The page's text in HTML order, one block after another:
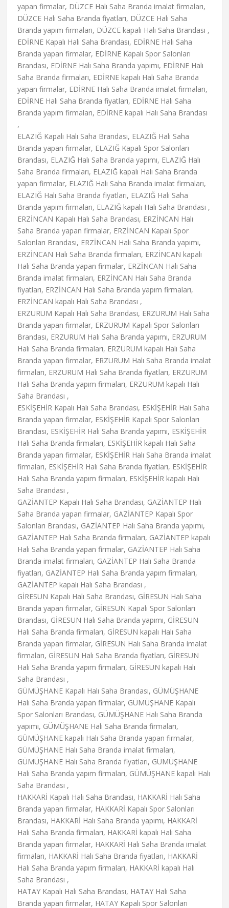
yapan firmalar, DÜZCE Halı Saha Branda imalat firmaları,
DÜZCE Halı Saha Branda fiyatları, DÜZCE Halı Saha
Branda yapım firmaları, DÜZCE kapalı Halı Saha Brandası ,
EDİRNE Kapalı Halı Saha Brandası, EDİRNE Halı Saha
Branda yapan firmalar, EDİRNE Kapalı Spor Salonları
Brandası, EDİRNE Halı Saha Branda yapımı, EDİRNE Halı
Saha Branda firmaları, EDİRNE kapalı Halı Saha Branda
yapan firmalar, EDİRNE Halı Saha Branda imalat firmaları,
EDİRNE Halı Saha Branda fiyatları, EDİRNE Halı Saha
Branda yapım firmaları, EDİRNE kapalı Halı Saha Brandası
,
ELAZIĞ Kapalı Halı Saha Brandası, ELAZIĞ Halı Saha
Branda yapan firmalar, ELAZIĞ Kapalı Spor Salonları
Brandası, ELAZIĞ Halı Saha Branda yapımı, ELAZIĞ Halı
Saha Branda firmaları, ELAZIĞ kapalı Halı Saha Branda
yapan firmalar, ELAZIĞ Halı Saha Branda imalat firmaları,
ELAZIĞ Halı Saha Branda fiyatları, ELAZIĞ Halı Saha
Branda yapım firmaları, ELAZIĞ kapalı Halı Saha Brandası ,
ERZİNCAN Kapalı Halı Saha Brandası, ERZİNCAN Halı
Saha Branda yapan firmalar, ERZİNCAN Kapalı Spor
Salonları Brandası, ERZİNCAN Halı Saha Branda yapımı,
ERZİNCAN Halı Saha Branda firmaları, ERZİNCAN kapalı
Halı Saha Branda yapan firmalar, ERZİNCAN Halı Saha
Branda imalat firmaları, ERZİNCAN Halı Saha Branda
fiyatları, ERZİNCAN Halı Saha Branda yapım firmaları,
ERZİNCAN kapalı Halı Saha Brandası ,
ERZURUM Kapalı Halı Saha Brandası, ERZURUM Halı Saha
Branda yapan firmalar, ERZURUM Kapalı Spor Salonları
Brandası, ERZURUM Halı Saha Branda yapımı, ERZURUM
Halı Saha Branda firmaları, ERZURUM kapalı Halı Saha
Branda yapan firmalar, ERZURUM Halı Saha Branda imalat
firmaları, ERZURUM Halı Saha Branda fiyatları, ERZURUM
Halı Saha Branda yapım firmaları, ERZURUM kapalı Halı
Saha Brandası ,
ESKİŞEHİR Kapalı Halı Saha Brandası, ESKİŞEHİR Halı Saha
Branda yapan firmalar, ESKİŞEHİR Kapalı Spor Salonları
Brandası, ESKİŞEHİR Halı Saha Branda yapımı, ESKİŞEHİR
Halı Saha Branda firmaları, ESKİŞEHİR kapalı Halı Saha
Branda yapan firmalar, ESKİŞEHİR Halı Saha Branda imalat
firmaları, ESKİŞEHİR Halı Saha Branda fiyatları, ESKİŞEHİR
Halı Saha Branda yapım firmaları, ESKİŞEHİR kapalı Halı
Saha Brandası ,
GAZİANTEP Kapalı Halı Saha Brandası, GAZİANTEP Halı
Saha Branda yapan firmalar, GAZİANTEP Kapalı Spor
Salonları Brandası, GAZİANTEP Halı Saha Branda yapımı,
GAZİANTEP Halı Saha Branda firmaları, GAZİANTEP kapalı
Halı Saha Branda yapan firmalar, GAZİANTEP Halı Saha
Branda imalat firmaları, GAZİANTEP Halı Saha Branda
fiyatları, GAZİANTEP Halı Saha Branda yapım firmaları,
GAZİANTEP kapalı Halı Saha Brandası ,
GİRESUN Kapalı Halı Saha Brandası, GİRESUN Halı Saha
Branda yapan firmalar, GİRESUN Kapalı Spor Salonları
Brandası, GİRESUN Halı Saha Branda yapımı, GİRESUN
Halı Saha Branda firmaları, GİRESUN kapalı Halı Saha
Branda yapan firmalar, GİRESUN Halı Saha Branda imalat
firmaları, GİRESUN Halı Saha Branda fiyatları, GİRESUN
Halı Saha Branda yapım firmaları, GİRESUN kapalı Halı
Saha Brandası ,
GÜMÜŞHANE Kapalı Halı Saha Brandası, GÜMÜŞHANE
Halı Saha Branda yapan firmalar, GÜMÜŞHANE Kapalı
Spor Salonları Brandası, GÜMÜŞHANE Halı Saha Branda
yapımı, GÜMÜŞHANE Halı Saha Branda firmaları,
GÜMÜŞHANE kapalı Halı Saha Branda yapan firmalar,
GÜMÜŞHANE Halı Saha Branda imalat firmaları,
GÜMÜŞHANE Halı Saha Branda fiyatları, GÜMÜŞHANE
Halı Saha Branda yapım firmaları, GÜMÜŞHANE kapalı Halı
Saha Brandası ,
HAKKARİ Kapalı Halı Saha Brandası, HAKKARİ Halı Saha
Branda yapan firmalar, HAKKARİ Kapalı Spor Salonları
Brandası, HAKKARİ Halı Saha Branda yapımı, HAKKARİ
Halı Saha Branda firmaları, HAKKARİ kapalı Halı Saha
Branda yapan firmalar, HAKKARİ Halı Saha Branda imalat
firmaları, HAKKARİ Halı Saha Branda fiyatları, HAKKARİ
Halı Saha Branda yapım firmaları, HAKKARİ kapalı Halı
Saha Brandası ,
HATAY Kapalı Halı Saha Brandası, HATAY Halı Saha
Branda yapan firmalar, HATAY Kapalı Spor Salonları